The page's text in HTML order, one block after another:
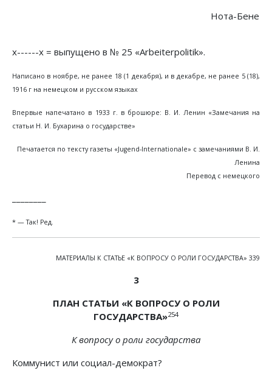
Нота-Бене
х------х = выпущено в № 25 «Arbeiterpolitik».
Написано в ноябре, не ранее 18 (1 декабря), и в декабре, не ранее 5 (18),
1916 г на немецком и русском языках
Впервые напечатано в 1933 г. в брошюре: В. И. Ленин «Замечания на
статьи Н. И. Бухарина о государстве»
Печатается по тексту газеты «Jugend-Internationale» с замечаниями В. И.
Ленина
Перевод с немецкого
* — Так! Ред.
МАТЕРИАЛЫ К СТАТЬЕ «К ВОПРОСУ О РОЛИ ГОСУДАРСТВА» 339
3
ПЛАН СТАТЬИ «К ВОПРОСУ О РОЛИ
ГОСУДАРСТВА»254
К вопросу о роли государства
Коммунист или социал-демократ?